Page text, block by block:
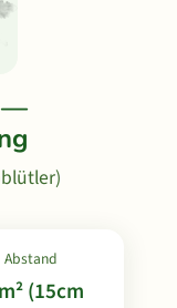
—
Abstand
(15cm